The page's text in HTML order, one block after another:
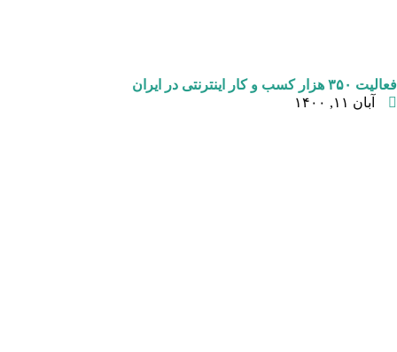
فعالیت ۳۵۰ هزار کسب‌ و کار اینترنتی در ایران
آبان ۱۱, ۱۴۰۰